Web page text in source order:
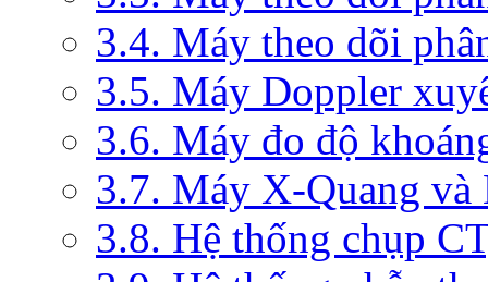
3.4. Máy theo dõi
3.5. Máy Doppler
3.6. Máy đo độ
3.7. Máy X-Quang
3.8. Hệ thống chụp